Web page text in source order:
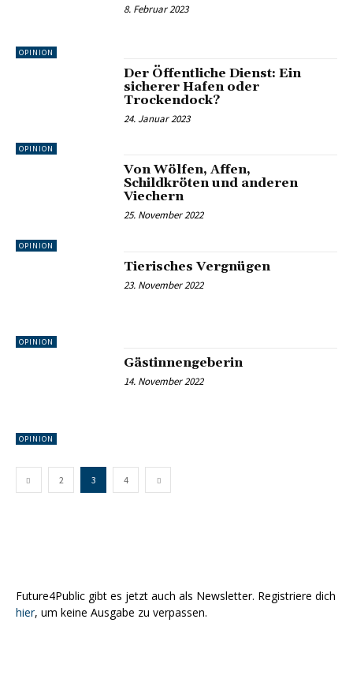
OPINION
8. Februar 2023
OPINION
Der Öffentliche Dienst: Ein
sicherer Hafen oder
Trockendock?
24. Januar 2023
OPINION
Von Wölfen, Affen,
Schildkröten und anderen
Viechern
25. November 2022
OPINION
Tierisches Vergnügen
23. November 2022
OPINION
Gästinnengeberin
14. November 2022
2 3 4
Future4Public gibt es jetzt auch als Newsletter. Registriere dich
hier, um keine Ausgabe zu verpassen.